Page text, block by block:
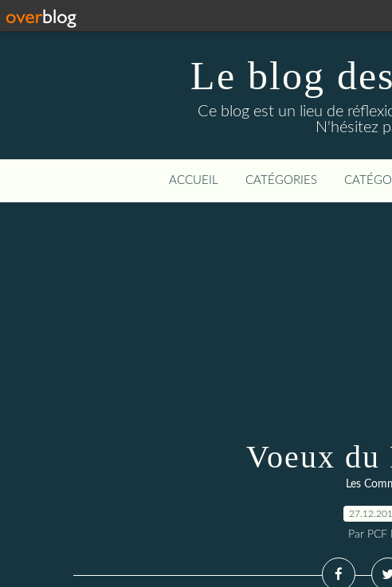
Le blog
Ce blog est un lieu de
N'hésitez
ACCUEIL CATÉGORIES
Voeux du
Les
Par PCF